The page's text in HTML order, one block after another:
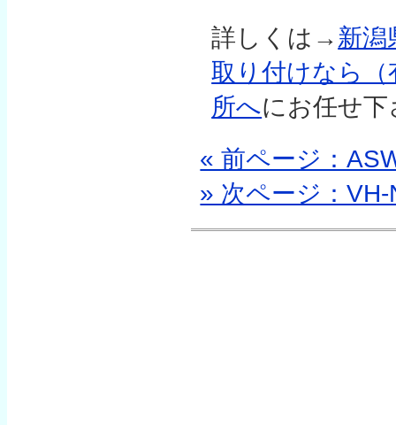
詳しくは→新潟
取り付けなら
所へにお任せ下
« 前ページ：
» 次ページ：VH-